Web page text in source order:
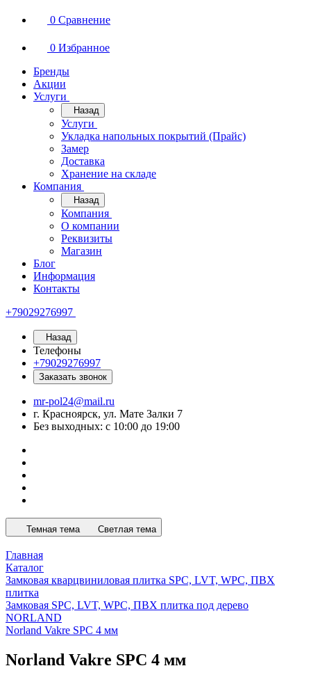
0 Сравнение
0 Избранное
Бренды
Акции
Услуги
Назад
Услуги
Укладка напольных покрытий (Прайс)
Замер
Доставка
Хранение на складе
Компания
Назад
Компания
О компании
Реквизиты
Магазин
Блог
Информация
Контакты
+79029276997
Назад
Телефоны
+79029276997
Заказать звонок
mr-pol24@mail.ru
г. Красноярск, ул. Мате Залки 7
Без выходных: с 10:00 до 19:00
Темная тема Светлая тема
Главная
Каталог
Замковая кварцвиниловая плитка SPC, LVT, WPC, ПВХ
плитка
Замковая SPC, LVT, WPC, ПВХ плитка под дерево
NORLAND
Norland Vakre SPC 4 мм
Norland Vakre SPC 4 мм